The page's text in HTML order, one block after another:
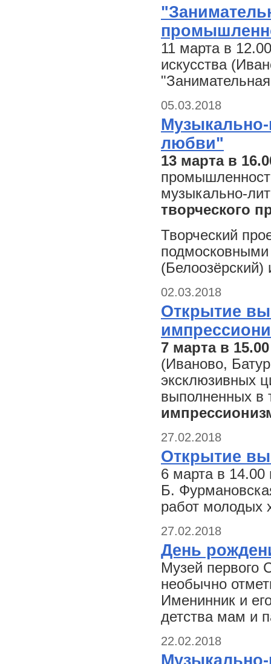
11 марта в
искусства
05.03.2018
любви"
13 марта в
музыкально-
творческого
Творческий
02.03.2018
Открытие
7 марта в 15.00
(Иваново,
эксклюзивных
выполненных в
27.02.2018
Открытие
6 марта в
Б.
работ молодых
27.02.2018
День
Музей первого
необычно
Именинник и
детства мам и
22.02.2018